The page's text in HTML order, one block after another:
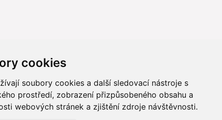
cookies
soubory cookies a další sledovací nástroje s
prostředí, zobrazení přizpůsobeného obsahu a
webových stránek a zjištění zdroje návštěvnosti.